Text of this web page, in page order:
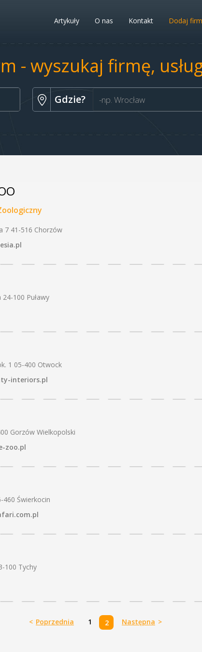
Artykuły O nas Kontakt Dodaj
- wyszukaj firmę,
Gdzie?
7 41-516 Chorzów
24-100 Puławy
1 05-400 Otwock
interiors.pl
Gorzów Wielkopolski
zoo.pl
460 Świerkocin
100 Tychy
< Poprzednia 1 2 Następna >